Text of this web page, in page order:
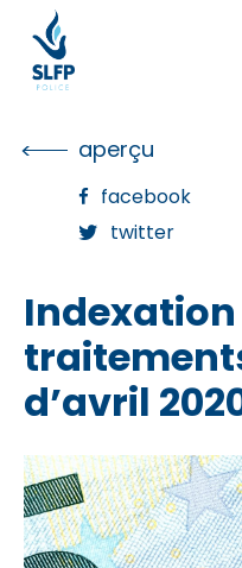
content
aperçu
facebook
twitter
Indexation
d’avril